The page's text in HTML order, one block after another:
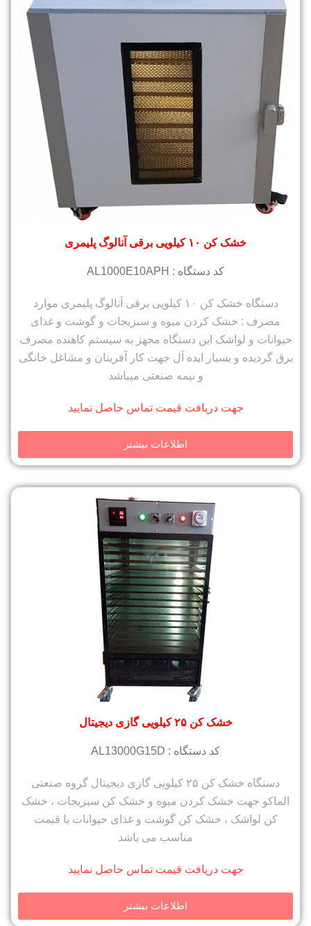
خشک کن ۱۰ کیلویی برقی آنالوگ پلیمری
کد دستگاه : AL1000E10APH
دستگاه خشک کن ۱۰ کیلویی برقی آنالوگ پلیمری موارد
مصرف : خشک کردن میوه و سبزیجات و گوشت و غذای
حیوانات و لواشک این دستگاه مجهز به سیستم کاهنده مصرف
برق گردیده و بسیار ایده آل جهت کار آفرینان و مشاغل خانگی
و نیمه صنعتی میباشد
جهت دریافت قیمت تماس حاصل نمایید
اطلاعات بیشتر
خشک کن ۲۵ کیلویی گازی دیجیتال
کد دستگاه : AL13000G15D
دستگاه خشک کن ۲۵ کیلویی گازی دیجیتال گروه صنعتی
الماکو جهت خشک کردن میوه و خشک کن سبزیجات ، خشک
کن لواشک ، خشک کن گوشت و غذای حیوانات با قیمت
مناسب می باشد
جهت دریافت قیمت تماس حاصل نمایید
اطلاعات بیشتر